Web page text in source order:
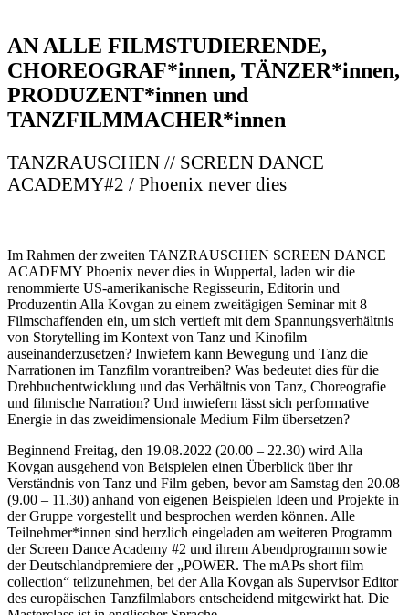
AN ALLE FILMSTUDIERENDE,
CHOREOGRAF*innen, TÄNZER*innen,
PRODUZENT*innen und
TANZFILMMACHER*innen
TANZRAUSCHEN // SCREEN DANCE
ACADEMY#2 / Phoenix never dies
Im Rahmen der zweiten TANZRAUSCHEN SCREEN DANCE
ACADEMY Phoenix never dies in Wuppertal, laden wir die
renommierte US-amerikanische Regisseurin, Editorin und
Produzentin Alla Kovgan zu einem zweitägigen Seminar mit 8
Filmschaffenden ein, um sich vertieft mit dem Spannungsverhältnis
von Storytelling im Kontext von Tanz und Kinofilm
auseinanderzusetzen? Inwiefern kann Bewegung und Tanz die
Narrationen im Tanzfilm vorantreiben? Was bedeutet dies für die
Drehbuchentwicklung und das Verhältnis von Tanz, Choreografie
und filmische Narration? Und inwiefern lässt sich performative
Energie in das zweidimensionale Medium Film übersetzen?
Beginnend Freitag, den 19.08.2022 (20.00 – 22.30) wird Alla
Kovgan ausgehend von Beispielen einen Überblick über ihr
Verständnis von Tanz und Film geben, bevor am Samstag den 20.08
(9.00 – 11.30) anhand von eigenen Beispielen Ideen und Projekte in
der Gruppe vorgestellt und besprochen werden können. Alle
Teilnehmer*innen sind herzlich eingeladen am weiteren Programm
der Screen Dance Academy #2 und ihrem Abendprogramm sowie
der Deutschlandpremiere der „POWER. The mAPs short film
collection“ teilzunehmen, bei der Alla Kovgan als Supervisor Editor
des europäischen Tanzfilmlabors entscheidend mitgewirkt hat. Die